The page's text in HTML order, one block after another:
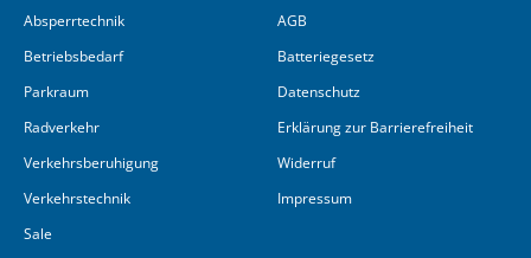
Absperrtechnik
Betriebsbedarf
Parkraum
Radverkehr
Verkehrsberuhigung
Verkehrstechnik
Sale
AGB
Batteriegesetz
Datenschutz
Erklärung zur Barrierefreiheit
Widerruf
Impressum